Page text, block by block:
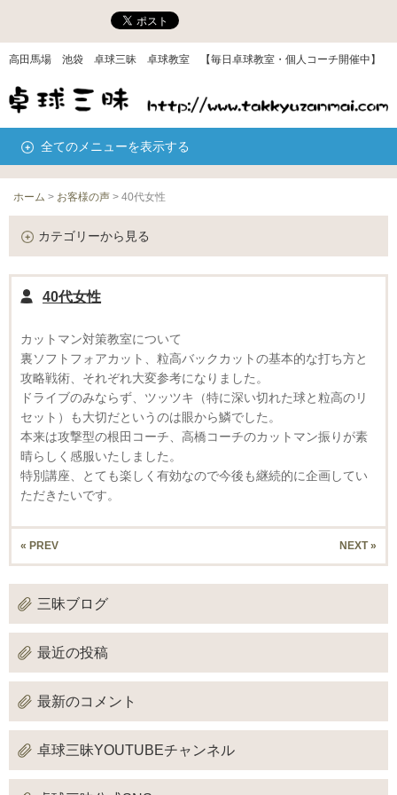
高田馬場 池袋 卓球三昧 卓球教室 【毎日卓球教室・個人コーチ開催中】
全てのメニューを表示する
ホーム > お客様の声 > 40代女性
カテゴリーから見る
40代女性
カットマン対策教室について
裏ソフトフォアカット、粒高バックカットの基本的な打ち方と
攻略戦術、それぞれ大変参考になりました。
ドライブのみならず、ツッツキ（特に深い切れた球と粒高のリ
セット）も大切だというのは眼から鱗でした。
本来は攻撃型の根田コーチ、高橋コーチのカットマン振りが素
晴らしく感服いたしました。
特別講座、とても楽しく有効なので今後も継続的に企画してい
ただきたいです。
NEXT »
« PREV
三昧ブログ
最近の投稿
最新のコメント
卓球三昧YOUTUBEチャンネル